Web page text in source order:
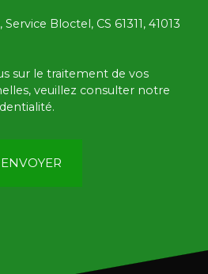
Bloctel, CS 61311, 41013
sur le traitement de vos
veuillez consulter notre
.
ENVOYER